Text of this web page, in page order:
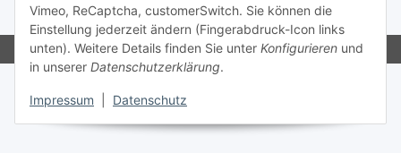
Vimeo, ReCaptcha, customerSwitch. Sie können die
Einstellung jederzeit ändern (Fingerabdruck-Icon links
unten). Weitere Details finden Sie unter Konfigurieren und
in unserer Datenschutzerklärung.
Impressum Datenschutz
* Alle Preise inkl. gesetzlicher USt., zzgl.Versand